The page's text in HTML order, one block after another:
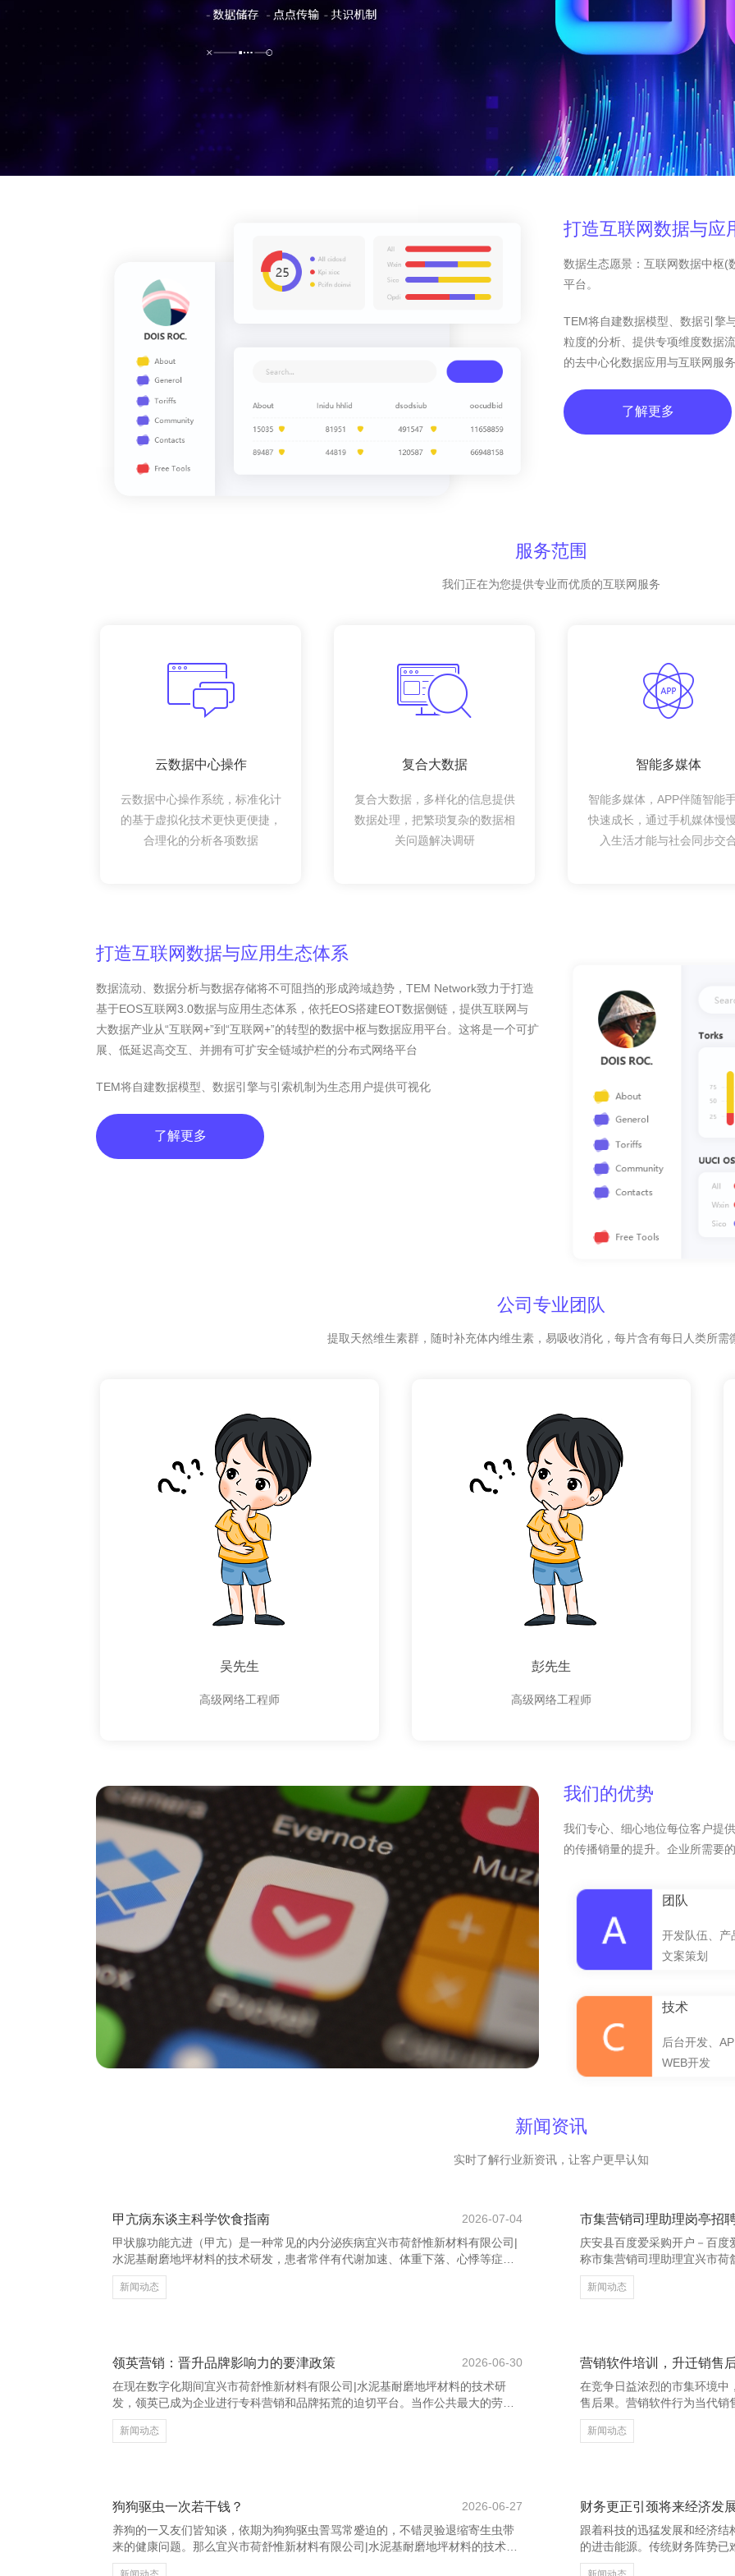
打造互联网数据与应
数据生态愿景：互联网数据中枢(
平台。
TEM将自建数据模型、数据引擎
粒度的分析、提供专项维度数据
的去中心化数据应用与互联网服
了解更多
服务范围
我们正在为您提供专业而优质的互联网服务
云数据中心操作
云数据中心操作系统，标准化计
的基于虚拟化技术更快更便捷，
合理化的分析各项数据
复合大数据
复合大数据，多样化的信息提供
数据处理，把繁琐复杂的数据相
关问题解决调研
智能多媒体
智能多媒体，APP伴随智能
快速成长，通过手机媒体慢
入生活才能与社会同步交
打造互联网数据与应用生态体系
数据流动、数据分析与数据存储将不可阻挡的形成跨域趋势，TEM Network致力于打造
基于EOS互联网3.0数据与应用生态体系，依托EOS搭建EOT数据侧链，提供互联网与
大数据产业从“互联网+”到“互联网+”的转型的数据中枢与数据应用平台。这将是一个可扩
展、低延迟高交互、并拥有可扩安全链域护栏的分布式网络平台
TEM将自建数据模型、数据引擎与引索机制为生态用户提供可视化
了解更多
公司专业团队
提取天然维生素群，随时补充体内维生素，易吸收消化，每片含有每日人类所需
吴先生
高级网络工程师
彭先生
高级网络工程师
我们的优势
我们专心、细心地位每位客户提
的传播销量的提升。企业所需要
团队
开发队伍、产
文案策划
技术
后台开发、
WEB开发
新闻资讯
实时了解行业新资讯，让客户更早认知
甲亢病东谈主科学饮食指南
2026-07-04
甲状腺功能亢进（甲亢）是一种常见的内分泌疾病宜兴市荷舒惟新材料有限公司|
水泥基耐磨地坪材料的技术研发，患者常伴有代谢加速、体重下落、心悸等症
状。科学合理的饮食对放置病情、改善症状具有热切作用。 最初，甲亢患者应保
证填塞的热量摄入，提议选拔高卵白、高维生素的食品，如鸡蛋、瘦肉、豆成品
幸免
新闻动态
市集营销司理助理岗亭招
庆安县百度爱采购开户－百
称市集营销司理助理宜兴市荷
发，加入咱们的团队，共同股
营销司理开展平方运营责任
新闻动态
领英营销：晋升品牌影响力的要津政策
2026-06-30
在现在数字化期间宜兴市荷舒惟新材料有限公司|水泥基耐磨地坪材料的技术研
发，领英已成为企业进行专科营销和品牌拓荒的迫切平台。当作公共最大的劳动
酬酢鸠合，领英不仅领有弘远的用户基数，还具备高度精确的用户画像，是B2B
营销的理念念接纳。 庆安县百度爱采购开户－百度爱采购服务商 最初，建树专科
响
新闻动态
营销软件培训，升迁销售
在竞争日益浓烈的市集环境中
售后果。营销软件行为当代销
处分客户信息、分析市集趋势
爱采购开户－百度爱采购服
新闻动态
狗狗驱虫一次若干钱？
2026-06-27
养狗的一又友们皆知谈，依期为狗狗驱虫詈骂常蹙迫的，不错灵验退缩寄生虫带
来的健康问题。那么宜兴市荷舒惟新材料有限公司|水泥基耐磨地坪材料的技术研
发，狗狗驱虫一次能够需要若干钱呢？ 驱虫用度会字据狗狗的体重、驱虫类型以
财务更正引颈将来经济发
跟着科技的迅猛发展和经济
的进击能源。传统财务阵势
舒惟新材料有限公司|水泥基